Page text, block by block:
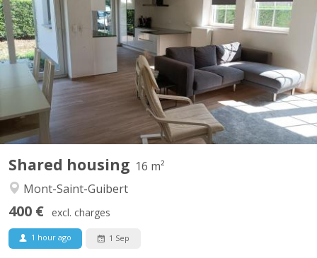
Shared housing 16 m²
Mont-Saint-Guibert
400 € excl. charges
1 hour ago 1 Sep
2 chambres à louer dans villa lumineuse et moderne, proche de
Louvain-la-Neuve (7 km) et de l'Axis Parc ( 4 km). Bus 34 pour
Louvain-la-Neuve à 30 mètres ; parking extérieur : 480€ par mois,
charges comprises. Pour non-fumeur ou fumeur uniquement en
extérieur. Les autres chambres sont occupées par...